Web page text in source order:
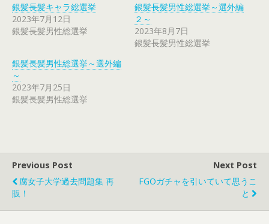
銀髪長髪キャラ総選挙
2023年7月12日
銀髪長髪男性総選挙
銀髪長髪男性総選挙～選外編
２～
2023年8月7日
銀髪長髪男性総選挙
銀髪長髪男性総選挙～選外編
～
2023年7月25日
銀髪長髪男性総選挙
Previous Post
腐女子大学過去問題集 再
販！
Next Post
FGOガチャを引いていて思うこ
と